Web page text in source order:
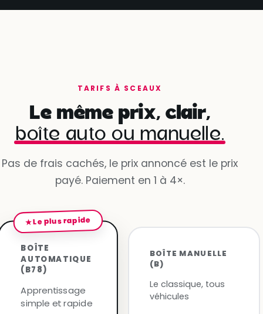
TARIFS À SCEAUX
Le même prix, clair,
boîte auto ou manuelle.
Pas de frais cachés, le prix annoncé est le prix
payé. Paiement en 1 à 4×.
★ Le plus rapide
BOÎTE
AUTOMATIQUE
(B78)
Apprentissage
simple et rapide
BOÎTE MANUELLE
(B)
Le classique, tous
véhicules